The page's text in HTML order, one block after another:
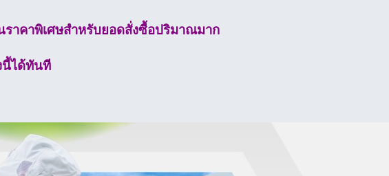
ราคาพิเศษสำหรับยอดสั่งซื้อปริมาณมาก
ได้ทันที